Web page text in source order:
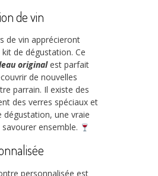
de vin
de vin apprécieront
de dégustation. Ce
originalest parfait
de nouvelles
parrain. Il existe des
des verres spéciaux et
dégustation, une vraie
ensemble.
personnalisée est